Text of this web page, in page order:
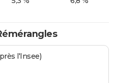
l'Insee)